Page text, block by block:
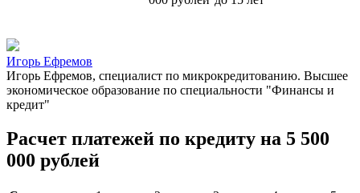
Игорь Ефремов
Игорь Ефремов, специалист по микрокредитованию. Высшее
экономическое образование по специальности "Финансы и
кредит"
Расчет платежей по кредиту на 5 500
000 рублей